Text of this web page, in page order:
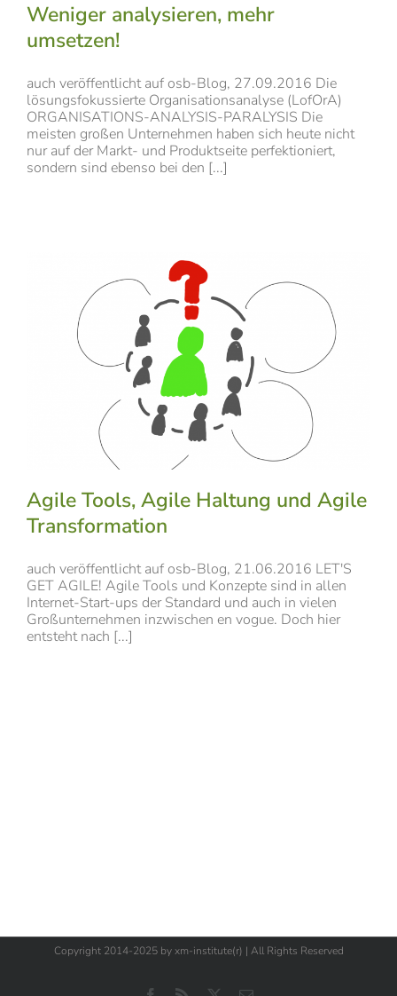
Weniger analysieren, mehr
umsetzen!
auch veröffentlicht auf osb-Blog, 27.09.2016 Die
lösungsfokussierte Organisationsanalyse (LofOrA)
ORGANISATIONS-ANALYSIS-PARALYSIS Die
meisten großen Unternehmen haben sich heute nicht
nur auf der Markt- und Produktseite perfektioniert,
sondern sind ebenso bei den [...]
Agile Tools, Agile Haltung und Agile
Transformation
auch veröffentlicht auf osb-Blog, 21.06.2016 LET'S
GET AGILE! Agile Tools und Konzepte sind in allen
Internet-Start-ups der Standard und auch in vielen
Großunternehmen inzwischen en vogue. Doch hier
entsteht nach [...]
Copyright 2014-2025 by xm-institute(r) | All Rights Reserved